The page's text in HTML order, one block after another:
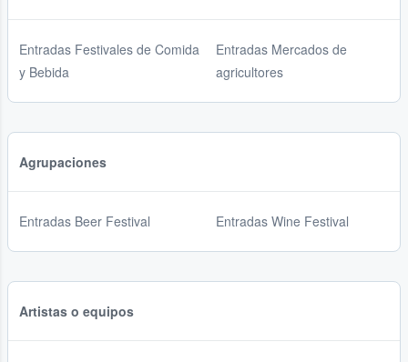
Entradas Festivales de Comida
y Bebida
Entradas Mercados de
agricultores
Agrupaciones
Entradas Beer Festival Entradas Wine Festival
Artistas o equipos